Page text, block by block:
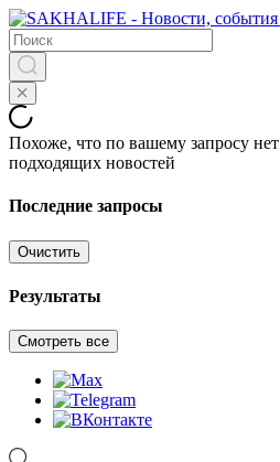
Похоже, что по вашему запросу нет
подходящих новостей
Последние запросы
Очистить
Результаты
Смотреть все